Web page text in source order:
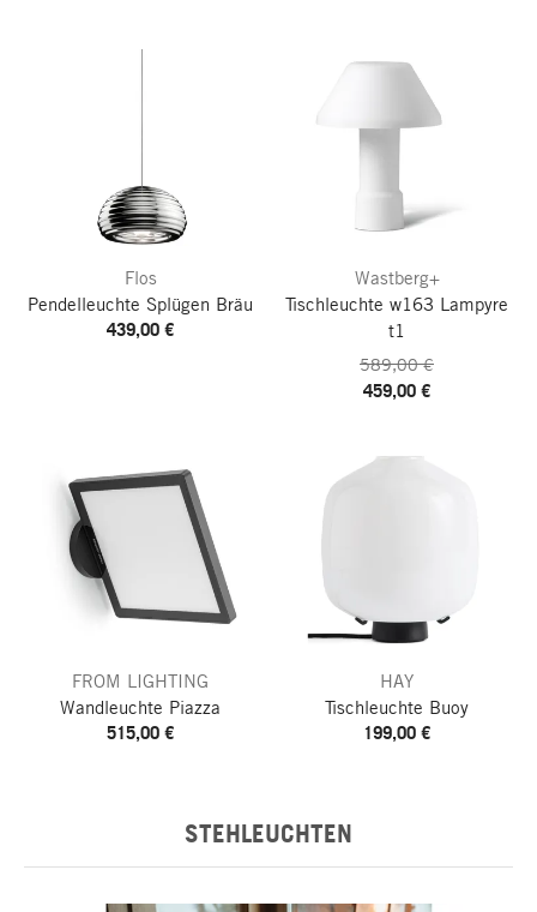
Flos
Pendelleuchte Splügen Bräu
439,00 €
Wastberg+
Tischleuchte w163 Lampyre
t1
589,00 €
459,00 €
FROM LIGHTING
Wandleuchte Piazza
515,00 €
HAY
Tischleuchte Buoy
199,00 €
STEHLEUCHTEN